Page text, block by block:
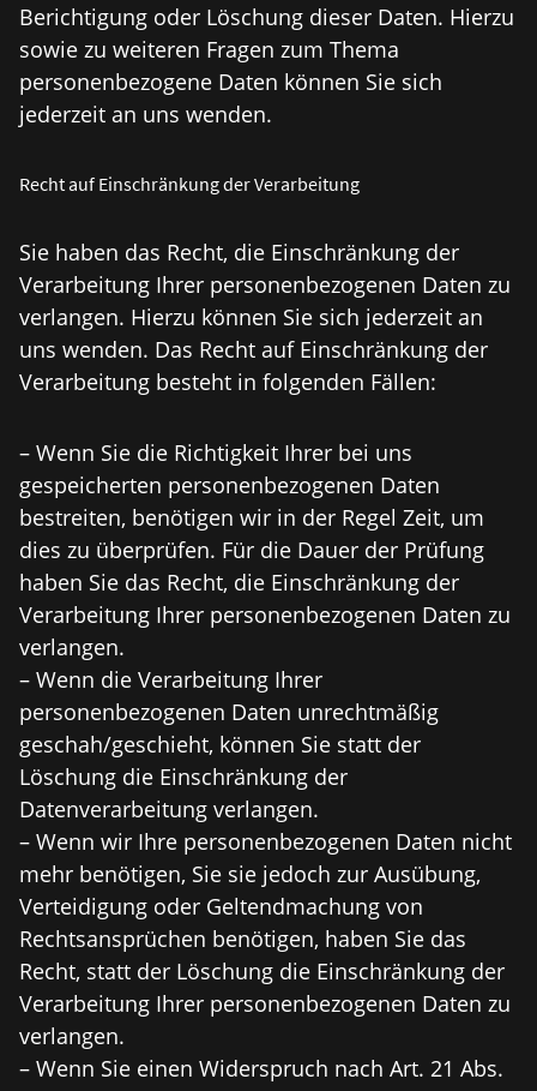
Berichtigung oder Löschung dieser Daten. Hierzu
sowie zu weiteren Fragen zum Thema
personenbezogene Daten können Sie sich
jederzeit an uns wenden.
Recht auf Einschränkung der Verarbeitung
Sie haben das Recht, die Einschränkung der
Verarbeitung Ihrer personenbezogenen Daten zu
verlangen. Hierzu können Sie sich jederzeit an
uns wenden. Das Recht auf Einschränkung der
Verarbeitung besteht in folgenden Fällen:
– Wenn Sie die Richtigkeit Ihrer bei uns
gespeicherten personenbezogenen Daten
bestreiten, benötigen wir in der Regel Zeit, um
dies zu überprüfen. Für die Dauer der Prüfung
haben Sie das Recht, die Einschränkung der
Verarbeitung Ihrer personenbezogenen Daten zu
verlangen.
– Wenn die Verarbeitung Ihrer
personenbezogenen Daten unrechtmäßig
geschah/geschieht, können Sie statt der
Löschung die Einschränkung der
Datenverarbeitung verlangen.
– Wenn wir Ihre personenbezogenen Daten nicht
mehr benötigen, Sie sie jedoch zur Ausübung,
Verteidigung oder Geltendmachung von
Rechtsansprüchen benötigen, haben Sie das
Recht, statt der Löschung die Einschränkung der
Verarbeitung Ihrer personenbezogenen Daten zu
verlangen.
– Wenn Sie einen Widerspruch nach Art. 21 Abs.